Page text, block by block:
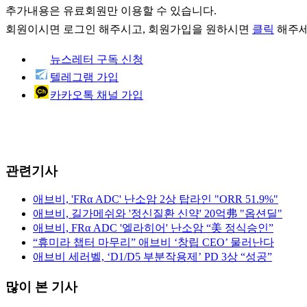
추가내용은 유료회원만 이용할 수 있습니다.
회원이시면 로그인 해주시고, 회원가입을 원하시면 클릭 해주
뉴스레터 구독 신청
텔레그램 가입
카카오톡 채널 가입
관련기사
애브비, 'FRα ADC' 난소암 2상 탑라인 "ORR 51.9%"
애브비, 길가메쉬와 '정신질환 신약' 20억弗 "옵션딜"
애브비, FRα ADC '엘라히어' 난소암 “美 정식승인”
“휴미라 챕터 마무리” 애브비 ‘창립 CEO’ 물러난다
애브비 세러벨, ‘D1/D5 부분작용제’ PD 3상 “성공”
많이 본 기사